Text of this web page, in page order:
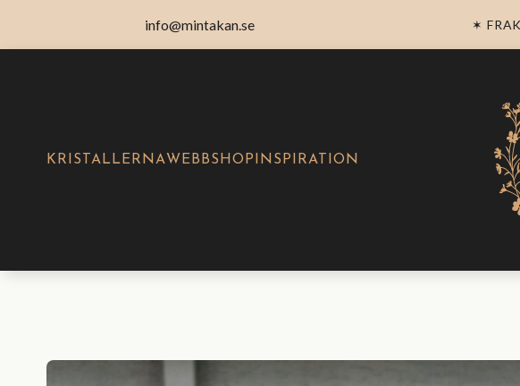
info@mintakan.se ✶
KRISTALLERNAWEBBSHOP INSPIRATION